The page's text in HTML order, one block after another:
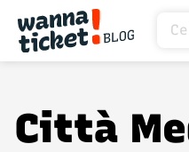
Città